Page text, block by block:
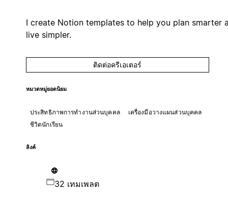
I create Notion templates to help you plan smarter
live simpler.
ติดต่อครีเอเตอร์
หมวดหมู่ยอดนิยม
ประสิทธิภาพการทำงานส่วนบุคคล
เครื่องมือวางแผนส่วนบุคคล
ชีวิตนักเรียน
ลิงค์
32 เทมเพลต